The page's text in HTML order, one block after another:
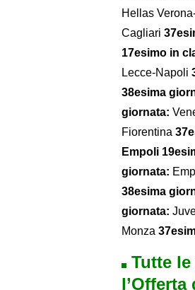
Hellas
Cagliari
17esimo in
Lecce-Napoli
38esima
giornata:
Fiorentina
Empoli
giornata:
38esima
giornata:
Monza
Tutte
l’Offerta